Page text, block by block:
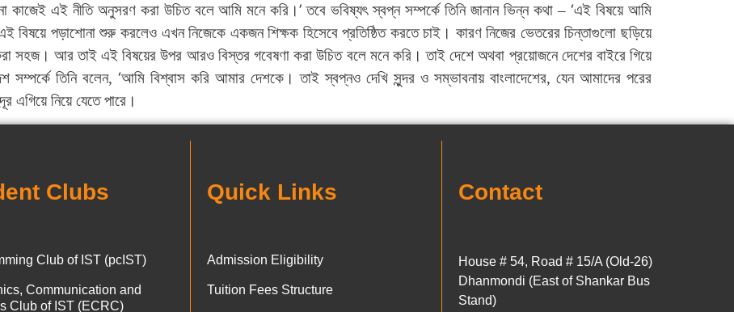
কাজেই এই নীতি অনুসরণ করা উচিত বলে আমি মনে করি।’ তবে ভবিষ্যৎ স্বপ্ন সম্পর্কে তিনি জানান ভিন্ন কথা – ‘এই বিষয়ে আমি
বিষয়ে পড়াশোনা শুরু করলেও এখন নিজেকে একজন শিক্ষক হিসেবে প্রতিষ্ঠিত করতে চাই। কারণ নিজের ভেতরের চিন্তাগুলো ছড়িয়ে
সহজ। আর তাই এই বিষয়ের উপর আরও বিস্তর গবেষণা করা উচিত বলে মনে করি। তাই দেশে অথবা প্রয়োজনে দেশের বাইরে গিয়ে
সম্পর্কে তিনি বলেন, ‘আমি বিশ্বাস করি আমার দেশকে। তাই স্বপ্নও দেখি সুন্দর ও সম্ভাবনায় বাংলাদেশের, যেন আমাদের পরের
এগিয়ে নিয়ে যেতে পারে।
Clubs
Club of IST (pcIST)
Communication and
Club of IST (ECRC)
Quick Links
Admission Eligibility
Tuition Fees Structure
Contact
House # 54, Road # 15/A (Old-26)
Dhanmondi (East of Shankar Bus
Stand)